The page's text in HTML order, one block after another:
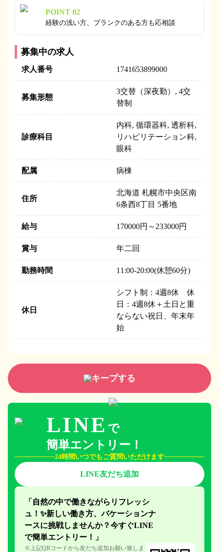
POINT 02
経験の浅い方、ブランクのある方も応相談
募集中の求人
求人番号 1741653899000
募集形態
3交替（深夜勤）, 4交
替制
診療科目
内科, 循環器科, 透析科,
リハビリテーション科,
眼科
配属 病棟
住所
北海道 札幌市中央区南
6条西8丁目 5番地
給与 170000円～233000円
賞与 年二回
勤務時間 11:00-20:00(休憩60分)
休日
シフト制：4週8休 休
日：4週8休＋土日と重
ならない祝日、年末年
始
キープする
LINE で
簡単エントリー！
24時間いつでもご質問いただけます
LINE友だち追加
「自然の中で働きながらリフレッシ
ュ！✨新しい働き方、バケーションナ
ースに挑戦しませんか？今すぐLINE
で簡単エント リー！」
※上記QRコードから友だち追加お願い致しま